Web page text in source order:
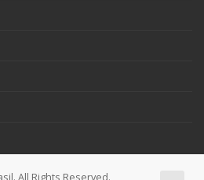
All Rights Reserved.